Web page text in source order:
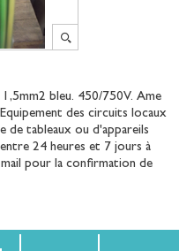
bleu. 450/750V. Ame
des circuits locaux
de tableaux ou d'appareils
24 heures et 7 jours à
pour la confirmation de